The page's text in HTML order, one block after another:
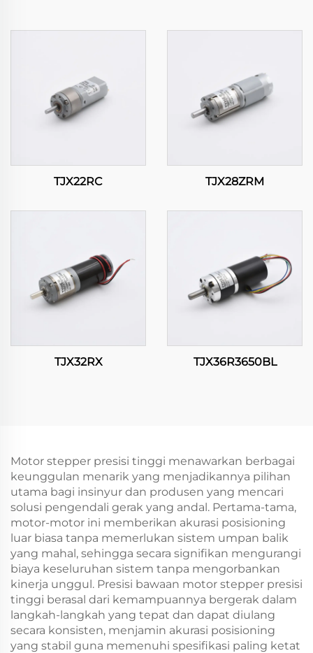
TJX22RC TJX28ZRM
TJX32RX TJX36R3650BL
Motor stepper presisi tinggi menawarkan berbagai
keunggulan menarik yang menjadikannya pilihan
utama bagi insinyur dan produsen yang mencari
solusi pengendali gerak yang andal. Pertama-tama,
motor-motor ini memberikan akurasi posisioning
luar biasa tanpa memerlukan sistem umpan balik
yang mahal, sehingga secara signifikan mengurangi
biaya keseluruhan sistem tanpa mengorbankan
kinerja unggul. Presisi bawaan motor stepper presisi
tinggi berasal dari kemampuannya bergerak dalam
langkah-langkah yang tepat dan dapat diulang
secara konsisten, menjamin akurasi posisioning
yang stabil guna memenuhi spesifikasi paling ketat